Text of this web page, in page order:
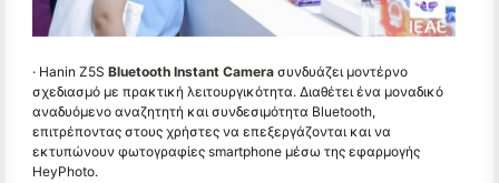
· Hanin Z5S Bluetooth Instant Camera συνδυάζει μοντέρνο
σχεδιασμό με πρακτική λειτουργικότητα. Διαθέτει ένα μοναδικό
αναδυόμενο αναζητητή και συνδεσιμότητα Bluetooth,
επιτρέποντας στους χρήστες να επεξεργάζονται και να
εκτυπώνουν φωτογραφίες smartphone μέσω της εφαρμογής
HeyPhoto.